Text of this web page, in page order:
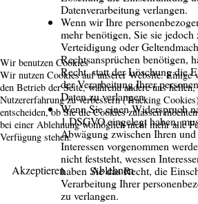
Datenverarbeitung verlangen.
Wenn wir Ihre
mehr benötigen, Sie sie
Verteidigung oder
Rechtsansprüchen benötigen,
Recht, statt der Löschung die
der Verarbeitung Ihrer
Daten zu verlangen.
Wenn Sie einen Widerspruch
1 DSGVO eingelegt haben,
Abwägung zwischen Ihren und
Interessen vorgenommen
nicht feststeht, wessen
haben Sie das Recht, die
Verarbeitung Ihrer
zu verlangen.
Wir benutzen Cookies
Wir nutzen Cookies auf unserer Website. Einige
den Betrieb der Seite, während andere uns
Nutzererfahrung zu verbessern (Tracking
entscheiden, ob Sie die Cookies zulassen
bei einer Ablehnung womöglich nicht mehr alle
Verfügung stehen.
Akzeptieren Ablehnen